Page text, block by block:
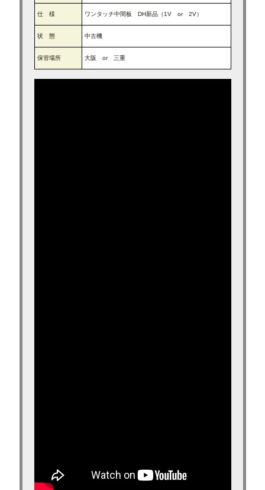
仕 様 ワンタッチ中間板 DH新品（1V or 2V）
状 態 中古機
保管場所 大阪 or 三重